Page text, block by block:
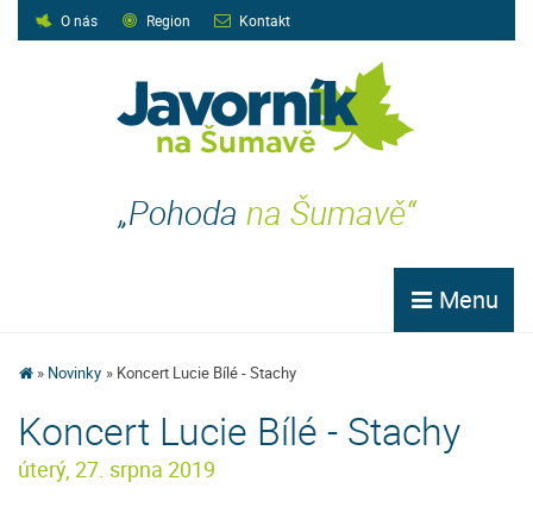
O nás Region Kontakt
„Pohoda na Šumavě“
Menu
Novinky Koncert Lucie Bílé - Stachy
Koncert Lucie Bílé - Stachy
úterý, 27. srpna 2019